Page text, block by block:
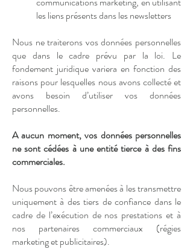
les liens présents dans les newsletters
Nous ne traiterons vos données personnelles
que dans le cadre prévu par la loi. Le
fondement juridique variera en fonction des
raisons pour lesquelles nous avons collecté et
avons besoin d’utiliser vos données
personnelles.
A aucun moment, vos données personnelles
ne sont cédées à une entité tierce à des fins
commerciales.
Nous pouvons être amenées à les transmettre
uniquement à des tiers de confiance dans le
cadre de l’exécution de nos prestations et à
nos partenaires commerciaux (régies
marketing et publicitaires).